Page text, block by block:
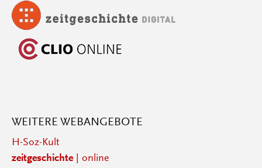
WEITERE WEBANGEBOTE
H-Soz-Kult
zeitgeschichte| online